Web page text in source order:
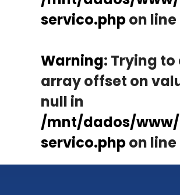
servico.phpon line
Warning: Trying to
array offset on
null in
/mnt/dados/
servico.phpon line